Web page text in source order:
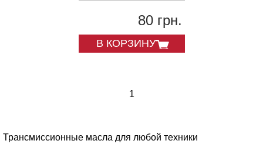
80 грн.
В КОРЗИНУ
1
Трансмиссионные масла для любой техники